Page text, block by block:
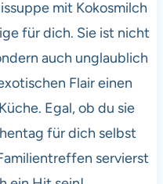
mit Kokosmilch
für dich. Sie ist nicht
auch unglaublich
Flair einen
Egal, ob du sie
für dich selbst
servierst